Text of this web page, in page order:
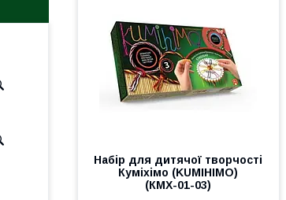
Набір для дитячої творчості
Куміхімо (KUMIHIMO)
(КМХ-01-03)